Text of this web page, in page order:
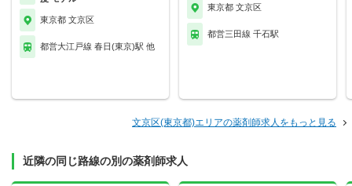
東京都 文京区
都営大江戸線 春日(東京)駅 他
東京都 文京区
都営三田線 千石駅
文京区(東京都)エリアの薬剤師求人をもっと見る
近隣の同じ路線の別の薬剤師求人